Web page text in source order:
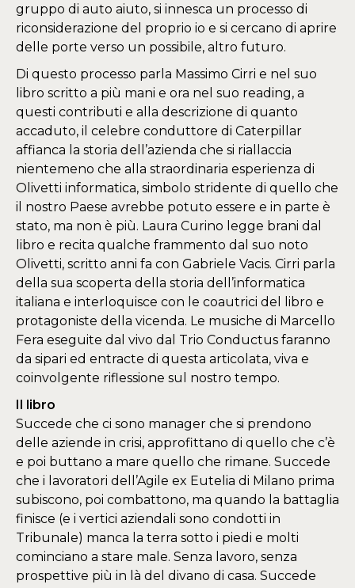
gruppo di auto aiuto, si innesca un processo di
riconsiderazione del proprio io e si cercano di aprire
delle porte verso un possibile, altro futuro.
Di questo processo parla Massimo Cirri e nel suo
libro scritto a più mani e ora nel suo reading, a
questi contributi e alla descrizione di quanto
accaduto, il celebre conduttore di Caterpillar
affianca la storia dell’azienda che si riallaccia
nientemeno che alla straordinaria esperienza di
Olivetti informatica, simbolo stridente di quello che
il nostro Paese avrebbe potuto essere e in parte è
stato, ma non è più. Laura Curino legge brani dal
libro e recita qualche frammento dal suo noto
Olivetti, scritto anni fa con Gabriele Vacis. Cirri parla
della sua scoperta della storia dell’informatica
italiana e interloquisce con le coautrici del libro e
protagoniste della vicenda. Le musiche di Marcello
Fera eseguite dal vivo dal Trio Conductus faranno
da sipari ed entracte di questa articolata, viva e
coinvolgente riflessione sul nostro tempo.
Il libro
Succede che ci sono manager che si prendono
delle aziende in crisi, approfittano di quello che c’è
e poi buttano a mare quello che rimane. Succede
che i lavoratori dell’Agile ex Eutelia di Milano prima
subiscono, poi combattono, ma quando la battaglia
finisce (e i vertici aziendali sono condotti in
Tribunale) manca la terra sotto i piedi e molti
cominciano a stare male. Senza lavoro, senza
prospettive più in là del divano di casa. Succede